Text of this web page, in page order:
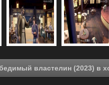
Смотреть